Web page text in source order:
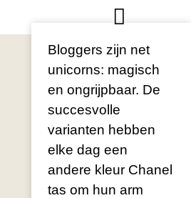
Bloggers zijn net
unicorns: magisch
en ongrijpbaar. De
succesvolle
varianten hebben
elke dag een
andere kleur Chanel
tas om hun arm